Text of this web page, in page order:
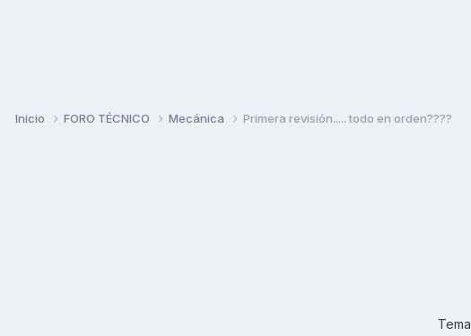
Inicio FORO TÉCNICO Mecánica Primera revisión..... todo en orden????
Tema